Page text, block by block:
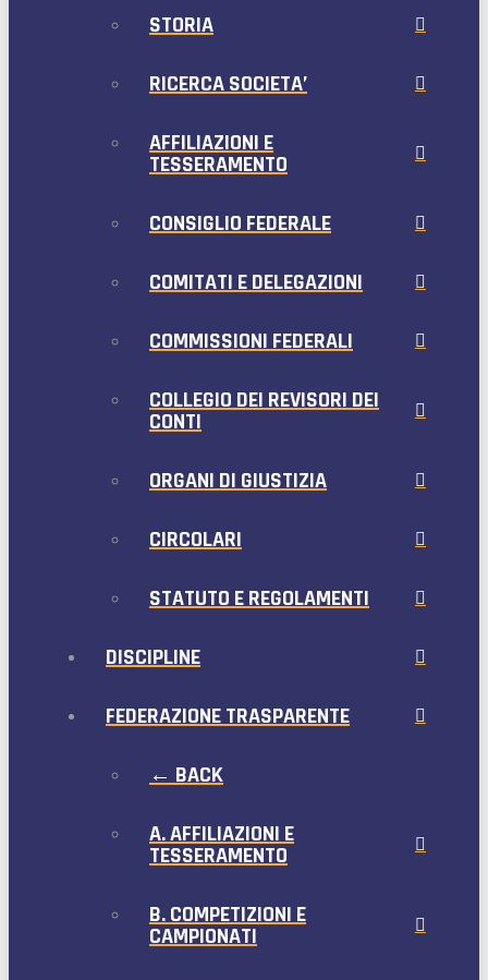
STORIA
RICERCA SOCIETA’
AFFILIAZIONI E
TESSERAMENTO
CONSIGLIO FEDERALE
COMITATI E DELEGAZIONI
COMMISSIONI FEDERALI
COLLEGIO DEI REVISORI DEI
CONTI
ORGANI DI GIUSTIZIA
CIRCOLARI
STATUTO E REGOLAMENTI
DISCIPLINE
FEDERAZIONE TRASPARENTE
← BACK
A. AFFILIAZIONI E
TESSERAMENTO
B. COMPETIZIONI E
CAMPIONATI